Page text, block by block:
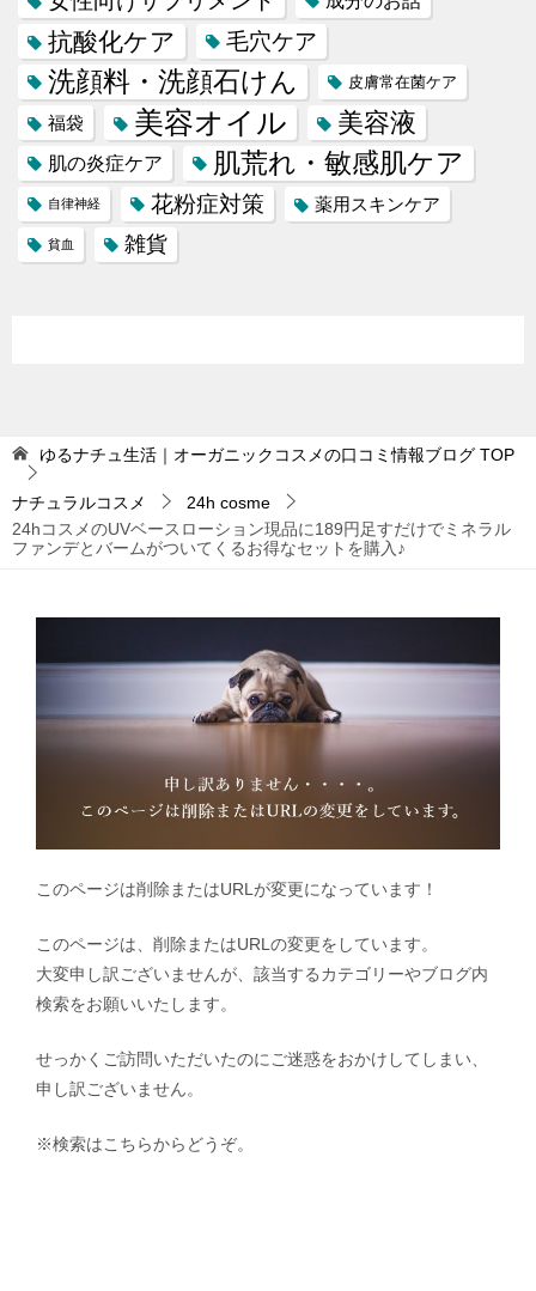
抗酸化ケア 毛穴ケア
洗顔料・洗顔石けん 皮膚常在菌ケア
福袋 美容オイル 美容液
肌の炎症ケア 肌荒れ・敏感肌ケア
自律神経 花粉症対策 薬用スキンケア
貧血 雑貨
ゆるナチュ生活｜オーガニックコスメの口コミ情報ブログ TOP
ナチュラルコスメ
24h cosme
24hコスメのUVベースローション現品に189円足すだけでミネラル
ファンデとバームがついてくるお得なセットを購入♪
このページは削除またはURLが変更になっています！
このページは、削除またはURLの変更をしています。
大変申し訳ございませんが、該当するカテゴリーやブログ内
検索をお願いいたします。
せっかくご訪問いただいたのにご迷惑をおかけしてしまい、
申し訳ございません。
※検索はこちらからどうぞ。